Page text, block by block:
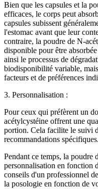
Bien que les capsules et la
efficaces, le corps peut
capsules subissent
l'estomac avant que leur
contraire, la poudre de N-
disponible pour être
ainsi le processus de
biodisponibilité variable,
facteurs et de préférences
3. Personnalisation :
Pour ceux qui préfèrent un
acétylcystéine offrent une
portion. Cela facilite le suivi
recommandations spécifiques.
Pendant ce temps, la poudre
personnalisation en fonction
conseils d'un professionnel
la posologie en fonction de